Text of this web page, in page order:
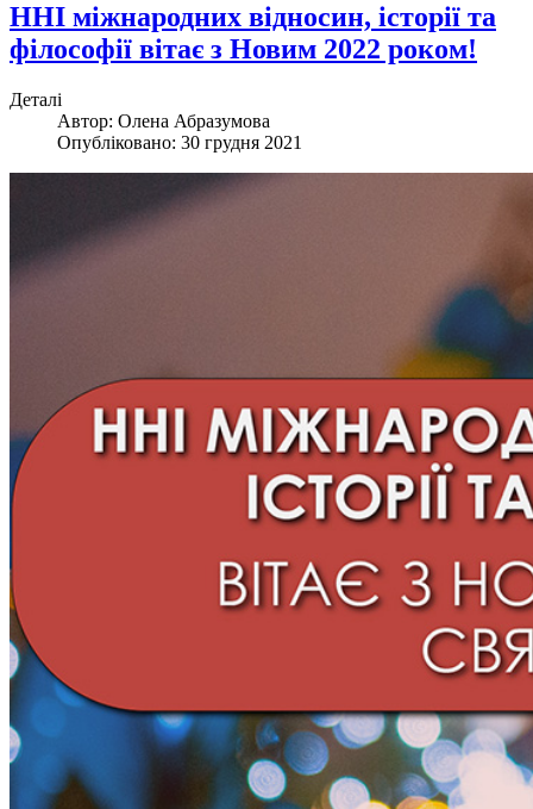
ННІ міжнародних відносин, історії та
філософії вітає з Новим 2022 роком!
Деталі
Автор: Олена Абразумова
Опубліковано: 30 грудня 2021